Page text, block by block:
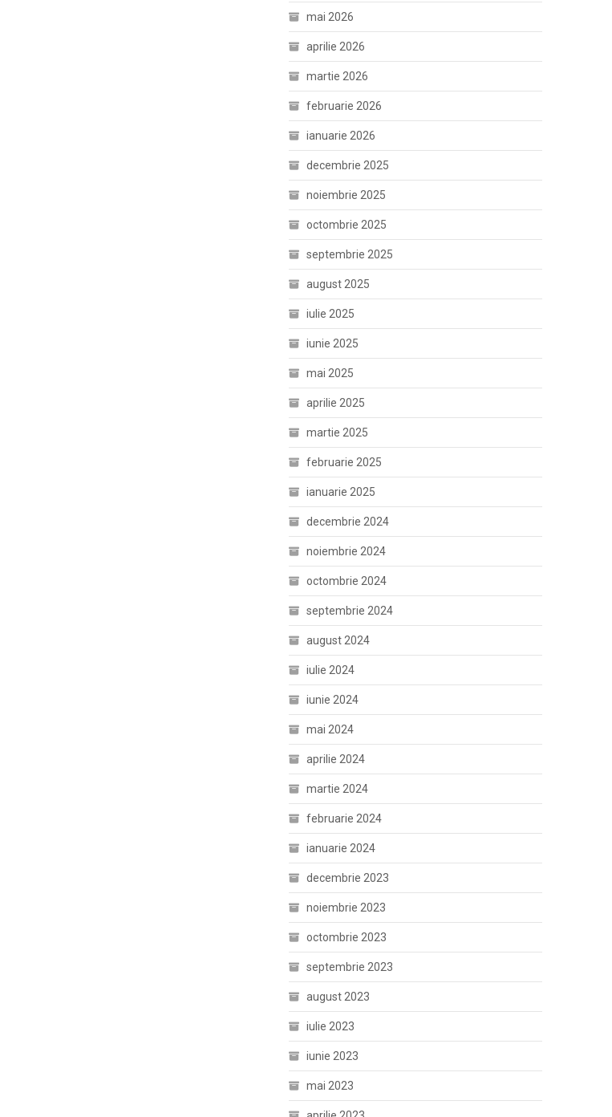
mai 2026
aprilie 2026
martie 2026
februarie 2026
ianuarie 2026
decembrie 2025
noiembrie 2025
octombrie 2025
septembrie 2025
august 2025
iulie 2025
iunie 2025
mai 2025
aprilie 2025
martie 2025
februarie 2025
ianuarie 2025
decembrie 2024
noiembrie 2024
octombrie 2024
septembrie 2024
august 2024
iulie 2024
iunie 2024
mai 2024
aprilie 2024
martie 2024
februarie 2024
ianuarie 2024
decembrie 2023
noiembrie 2023
octombrie 2023
septembrie 2023
august 2023
iulie 2023
iunie 2023
mai 2023